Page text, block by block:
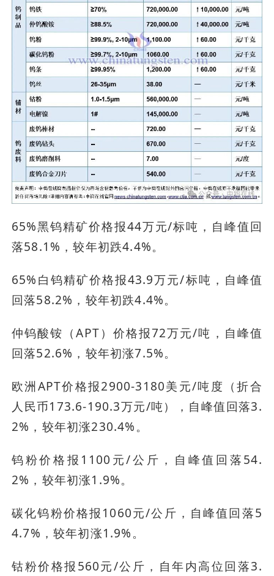
65%黑钨精矿价格报44万元/标吨，自峰值回
落58.1%，较年初跌4.4%。
65%白钨精矿价格报43.9万元/标吨，自峰值
回落58.2%，较年初跌4.4%。
仲钨酸铵（APT）价格报72万元/吨，自峰值
回落52.6%，较年初涨7.5%。
欧洲APT价格报2900-3180美元/吨度（折合
人民币173.6-190.3万元/吨），自峰值回落3.
2%，较年初涨230.4%。
钨粉价格报1100元/公斤，自峰值回落54.
2%，较年初涨1.9%。
碳化钨粉价格报1060元/公斤，自峰值回落5
4.7%，较年初涨1.9%。
钴粉价格报560元/公斤，自年内高位回落3.